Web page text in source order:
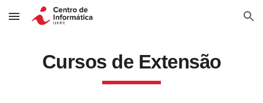
Skip to main content Skip to navigation
Cursos de Extensão